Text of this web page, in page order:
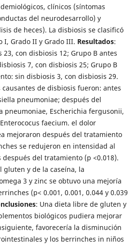
clínicos (síntomas
del neurodesarrollo) y
de heces). La disbiosis se clasificó
I, Grado II y Grado III. Resultados:
con disbiosis 12; Grupo B antes
7, con disbiosis 25; Grupo B
sin disbiosis 3, con disbiosis 29.
de disbiosis fueron: antes
pneumoniae; después del
pneumoniae, Escherichia fergusonii,
faecium. el dolor
mejoraron después del tratamiento
se redujeron en intensidad al
del tratamiento (p <0.018).
gluten y de la caseína, la
3 y zinc se obtuvo una mejoría
(p< 0.001, 0.001, 0.044 y 0.039
: Una dieta libre de gluten y
biológicos pudiera mejorar
favorecería la disminución
y los berrinches in niños